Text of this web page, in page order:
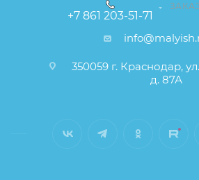
+7 861 203-51-71
350059 г. Краснодар,
д. 87А